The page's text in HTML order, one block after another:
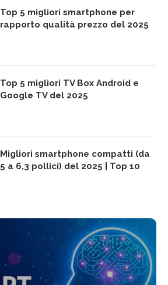
Top 5 migliori smartphone per
rapporto qualità prezzo del 2025
Top 5 migliori TV Box Android e
Google TV del 2025
Migliori smartphone compatti (da
5 a 6,3 pollici) del 2025 | Top 10